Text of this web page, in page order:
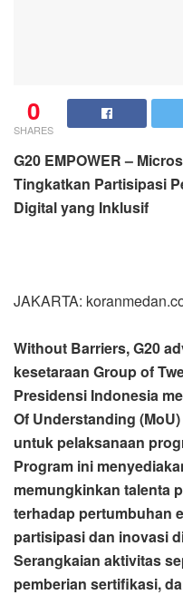
0
SHARES
G20 EMPOWER –
Tingkatkan Partisipasi
Digital yang Inklusif
JAKARTA:
Without Barriers, G20
kesetaraan Groupof
Presidensi Indonesia
Of Understanding
untuk pelaksanaan
Program ini
memungkinkan talenta
terhadap pertumbuhan
partisipasi dan inovasi
Serangkaian aktivitas
pemberian sertifikasi,